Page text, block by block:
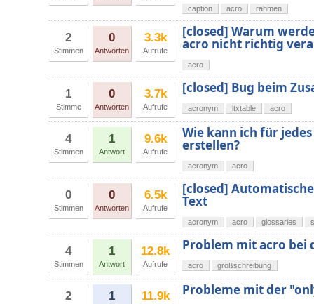
caption acro rahmen
2
Stimmen
0
Antworten
3.3k
Aufrufe
[closed] Warum
acro nicht richtig
acro
1
Stimme
0
Antworten
3.7k
Aufrufe
[closed] Bug beim
acronym ltxtable acro
4
Stimmen
1
Antwort
9.6k
Aufrufe
Wie kann ich für
erstellen?
acronym acro
0
Stimmen
0
Antworten
6.5k
Aufrufe
[closed]
Text
acronym acro glossaries
4
Stimmen
1
Antwort
12.8k
Aufrufe
Problem mit acro bei
acro großschreibung
2 1 11.9k Probleme mit der